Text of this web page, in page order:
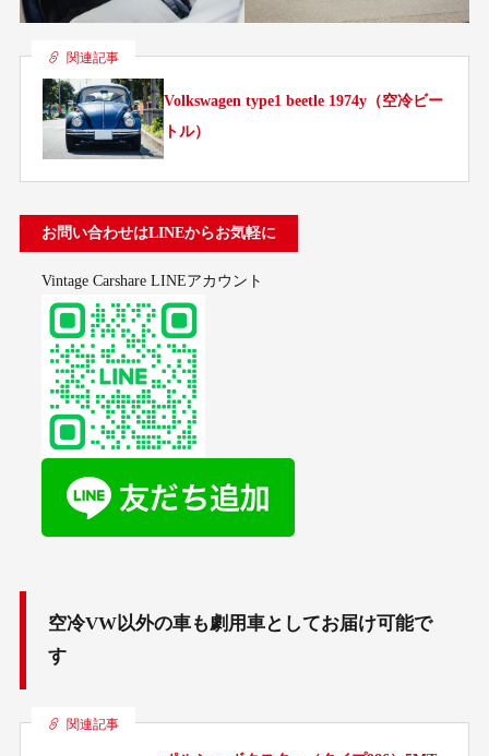
関連記事
Volkswagen type1 beetle 1974y（空冷ビー
トル）
お問い合わせはLINEからお気軽に
Vintage Carshare LINEアカウント
空冷VW以外の車も劇用車としてお届け可能で
す
関連記事